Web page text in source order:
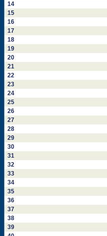
14
15
16
17
18
19
20
21
22
23
24
25
26
27
28
29
30
31
32
33
34
35
36
37
38
39